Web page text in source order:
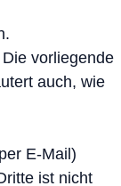
vorliegende
auch, wie
E-Mail)
ist nicht